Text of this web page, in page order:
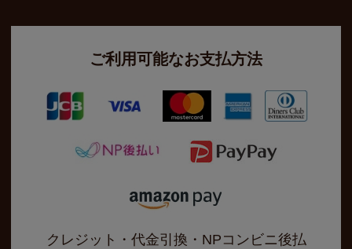
ご利用可能なお支払方法
クレジット・代金引換・NPコンビニ後払